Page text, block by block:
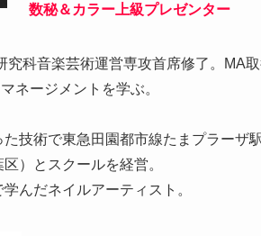
数秘＆カラー上級プレゼンター
科音楽芸術運営専攻首席修了。MA取
ネージメントを学ぶ。
技術で東急田園都市線たまプラーザ
）とスクールを経営。
んだネイルアーティスト。